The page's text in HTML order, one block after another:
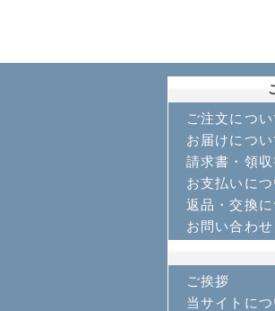
ご注文につい
お届けについ
請求書・領
お支払いにつ
返品・交換に
お問い合わせ
ご挨拶
当サイトにつ